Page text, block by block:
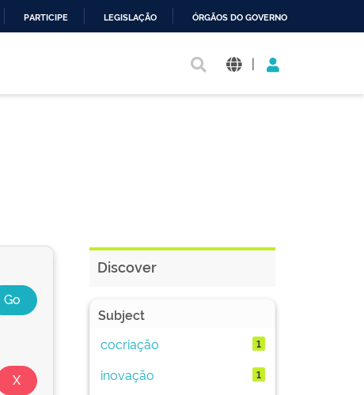
PARTICIPE LEGISLAÇÃO ÓRGÃOS DO GOVERNO
|
Discover
Subject
cocriação
1
inovação 1